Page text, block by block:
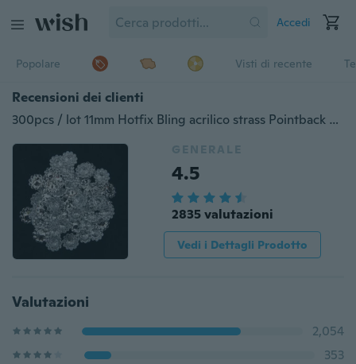
Accedi
Popolare Visti di recente
Recensioni dei clienti
300pcs / lot 11mm Hotfix Bling acrilico strass Pointback bottoni perline di strass di cristallo decorativo di plastica artificiale
GENERALE
4.5
2835 valutazioni
Vedi i Dettagli Prodotto
Valutazioni
2,054
353